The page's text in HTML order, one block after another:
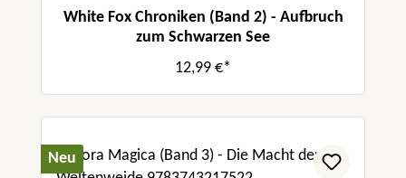
White Fox Chroniken (Band 2) - Aufbruch
zum Schwarzen See
12,99 €*
Neu